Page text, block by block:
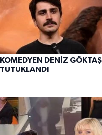
KOMEDYEN DENİZ GÖKTAŞ
TUTUKLANDI